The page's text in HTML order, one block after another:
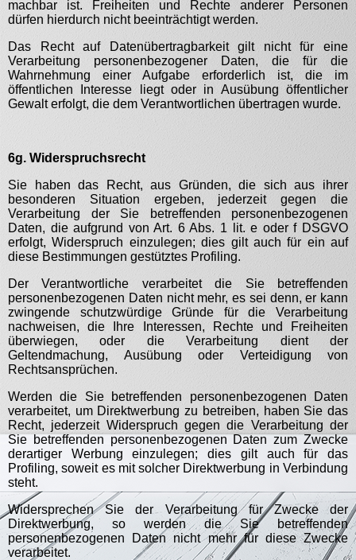
machbar ist. Freiheiten und Rechte anderer Personen
dürfen hierdurch nicht beeinträchtigt werden.
Das Recht auf Datenübertragbarkeit gilt nicht für eine
Verarbeitung personenbezogener Daten, die für die
Wahrnehmung einer Aufgabe erforderlich ist, die im
öffentlichen Interesse liegt oder in Ausübung öffentlicher
Gewalt erfolgt, die dem Verantwortlichen übertragen wurde.
6g. Widerspruchsrecht
Sie haben das Recht, aus Gründen, die sich aus ihrer
besonderen Situation ergeben, jederzeit gegen die
Verarbeitung der Sie betreffenden personenbezogenen
Daten, die aufgrund von Art. 6 Abs. 1 lit. e oder f DSGVO
erfolgt, Widerspruch einzulegen; dies gilt auch für ein auf
diese Bestimmungen gestütztes Profiling.
Der Verantwortliche verarbeitet die Sie betreffenden
personenbezogenen Daten nicht mehr, es sei denn, er kann
zwingende schutzwürdige Gründe für die Verarbeitung
nachweisen, die Ihre Interessen, Rechte und Freiheiten
überwiegen, oder die Verarbeitung dient der
Geltendmachung, Ausübung oder Verteidigung von
Rechtsansprüchen.
Werden die Sie betreffenden personenbezogenen Daten
verarbeitet, um Direktwerbung zu betreiben, haben Sie das
Recht, jederzeit Widerspruch gegen die Verarbeitung der
Sie betreffenden personenbezogenen Daten zum Zwecke
derartiger Werbung einzulegen; dies gilt auch für das
Profiling, soweit es mit solcher Direktwerbung in Verbindung
steht.
Widersprechen Sie der Verarbeitung für Zwecke der
Direktwerbung, so werden die Sie betreffenden
personenbezogenen Daten nicht mehr für diese Zwecke
verarbeitet.